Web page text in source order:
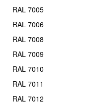
RAL 7005
RAL 7006
RAL 7008
RAL 7009
RAL 7010
RAL 7011
RAL 7012